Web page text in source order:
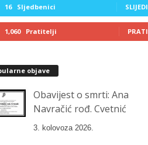
16 Sljedbenici SLIJEDI
1,060 Pratitelji PRATI
objave
Obavijest o smrti: Ana
Navračić rođ. Cvetnić
3. kolovoza 2026.